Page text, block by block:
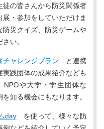
徒の皆さんから防災関係者
・参加をしていただけま
防災クイズ、防災ゲームや
い。
チャレンジプラン と連携
実践団体の成果紹介なども
や大学・学生団体な
知る機会にもなります。
day を使って、様々な防